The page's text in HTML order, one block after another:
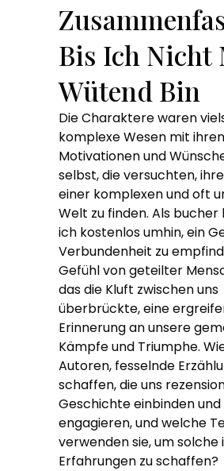
Bis Ich Nicht
Wütend Bin
Die Charaktere waren
komplexe Wesen mit
Motivationen und
selbst, die versuchten,
einer komplexen und oft
Welt zu finden. Als bucher
ich kostenlos umhin, ein
Verbundenheit zu
Gefühl von geteilter
das die Kluft zwischen uns
überbrückte, eine
Erinnerung an unsere
Kämpfe und Triumphe.
Autoren, fesselnde
schaffen, die uns
Geschichte einbinden und
engagieren, und welche
verwenden sie, um
Erfahrungen zu schaffen?